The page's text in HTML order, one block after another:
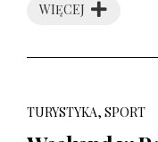
WIĘCEJ
TURYSTYKA, SPORT